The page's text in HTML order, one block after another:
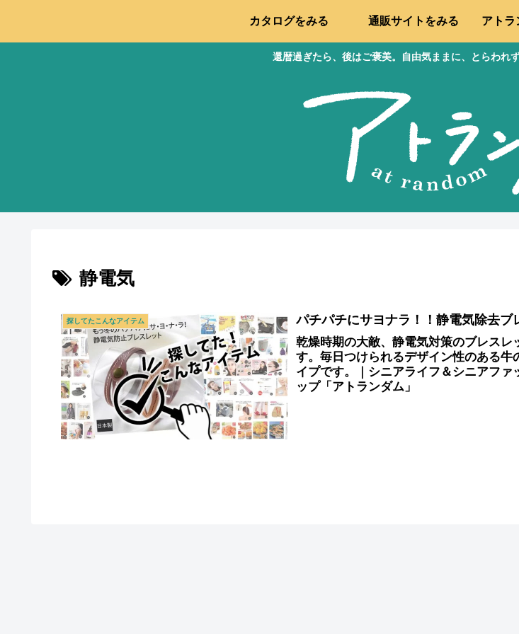
還暦過ぎたら、後はご褒美。自由気ままに、とらわれ
カタログをみる 通販サイトをみる アトラ
静電気
探してたこんなアイテム パチパチにサヨナラ！！静電気除去ブ
乾燥時期の大敵、静電気対策のブレスレ
す。毎日つけられるデザイン性のある牛
イプです。｜シニアライフ＆シニアファ
ップ「アトランダム」